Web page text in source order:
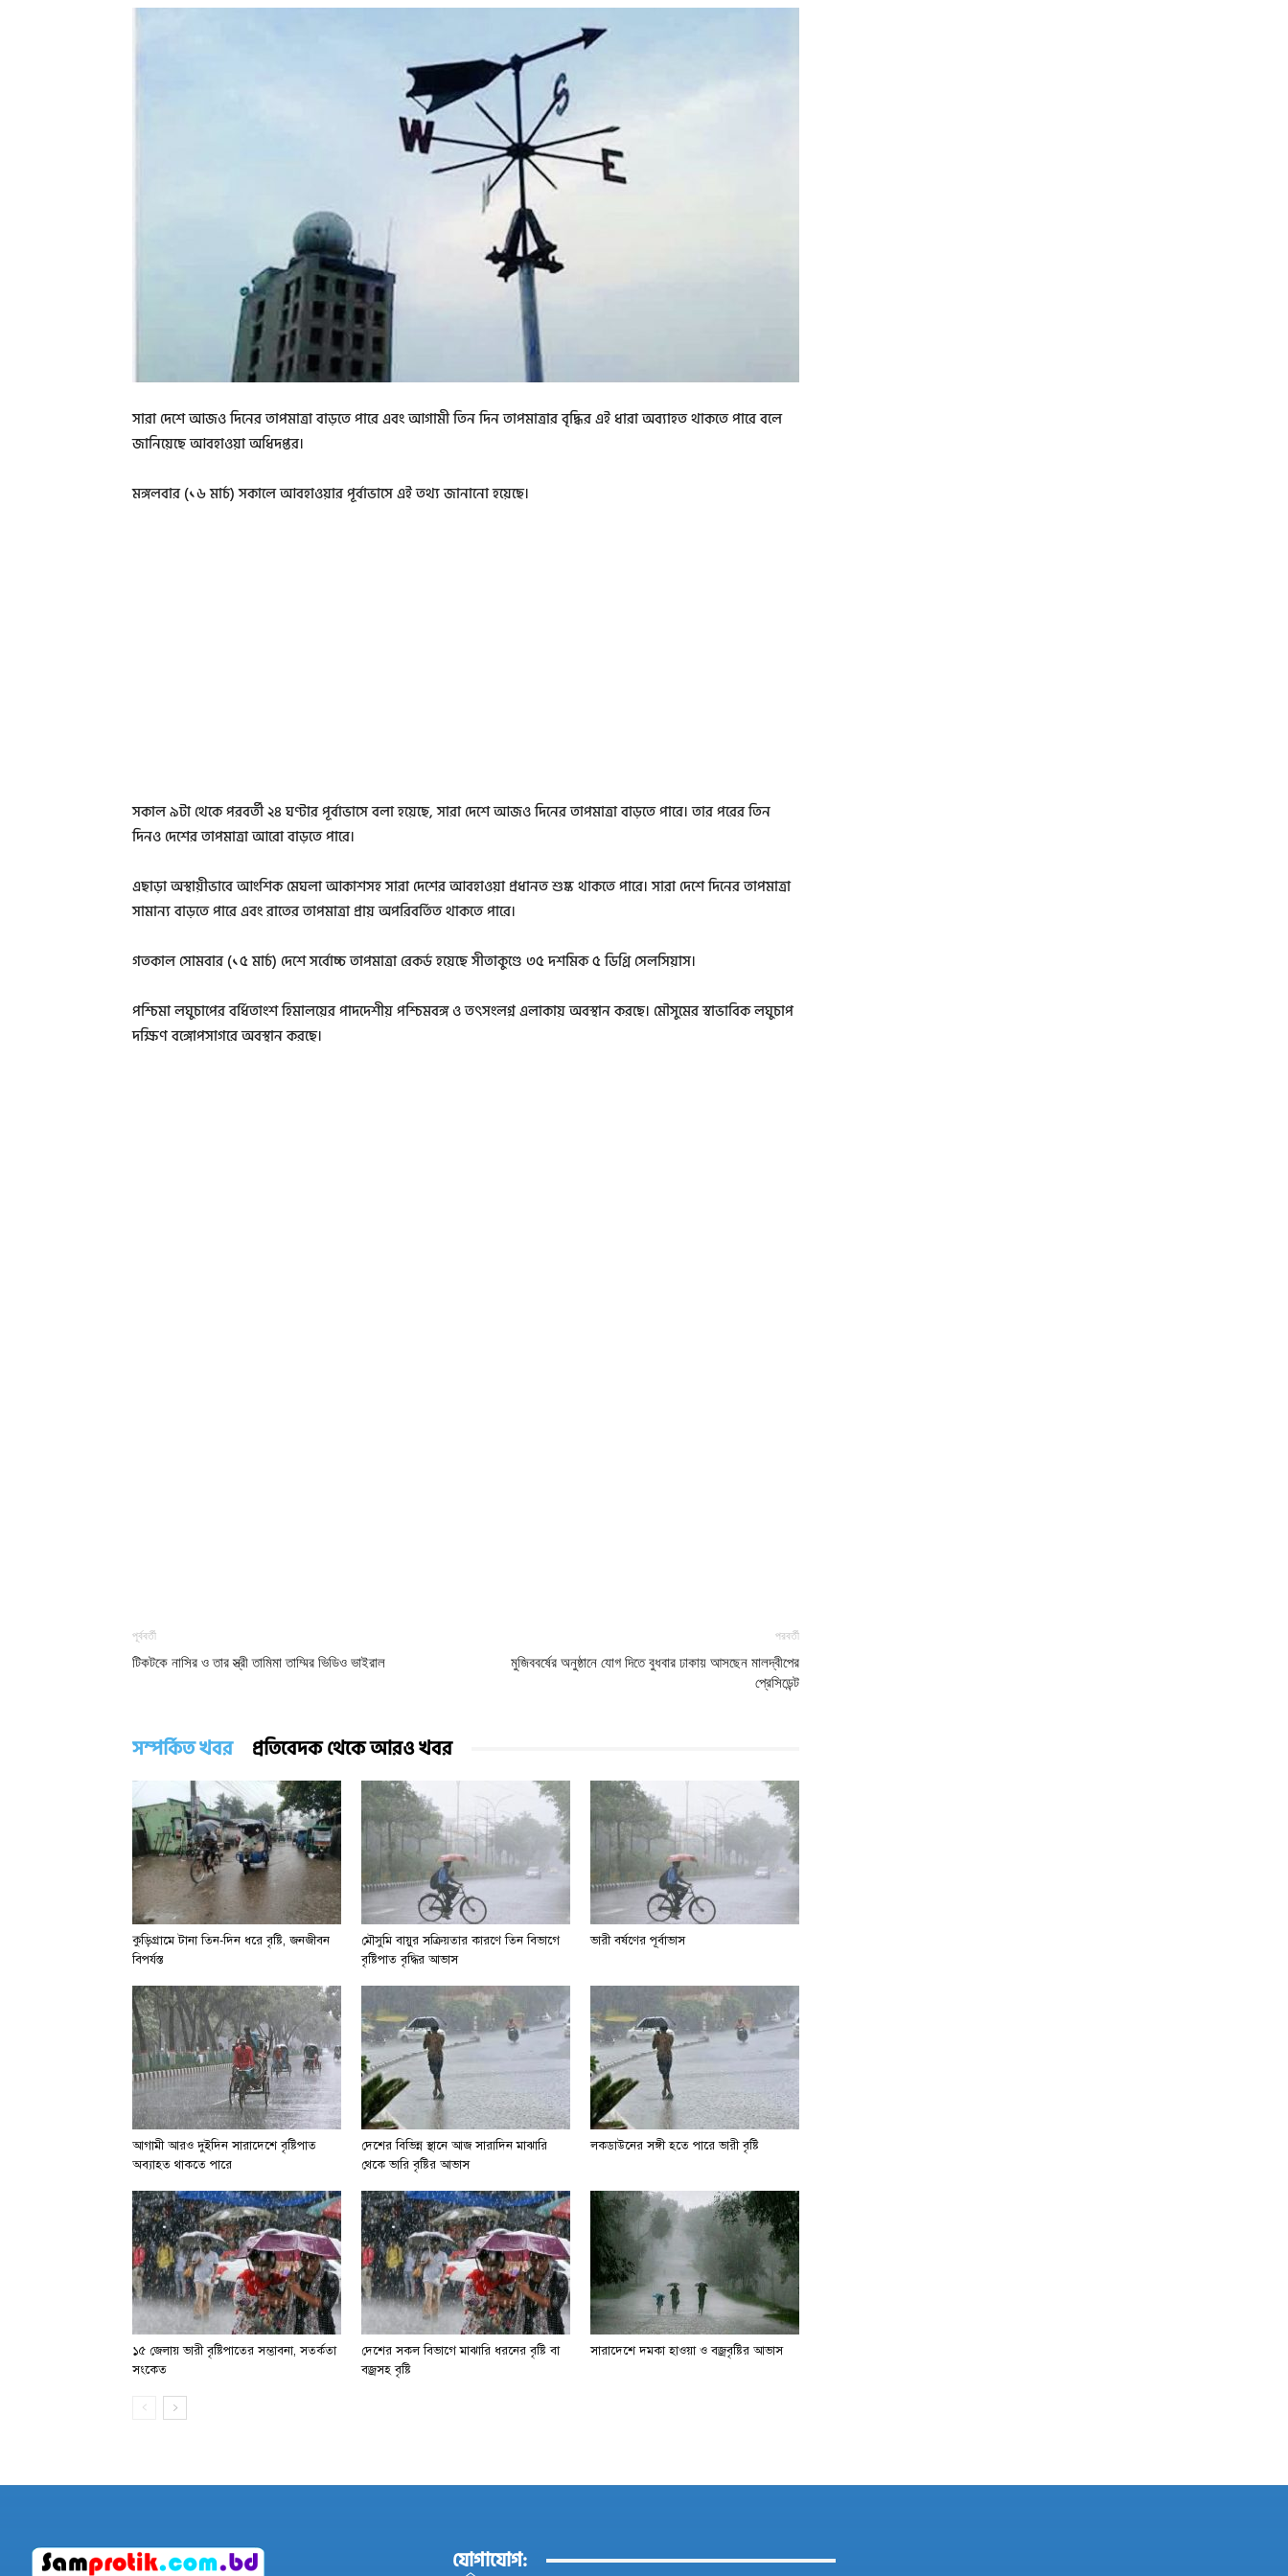
সারা দেশে আজও দিনের তাপমাত্রা বাড়তে পারে এবং আগামী তিন দিন তাপমাত্রার বৃদ্ধির এই ধারা অব্যাহত থাকতে পারে বলে
জানিয়েছে আবহাওয়া অধিদপ্তর।
মঙ্গলবার (১৬ মার্চ) সকালে আবহাওয়ার পূর্বাভাসে এই তথ্য জানানো হয়েছে।
সকাল ৯টা থেকে পরবর্তী ২৪ ঘণ্টার পূর্বাভাসে বলা হয়েছে, সারা দেশে আজও দিনের তাপমাত্রা বাড়তে পারে। তার পরের তিন
দিনও দেশের তাপমাত্রা আরো বাড়তে পারে।
এছাড়া অস্থায়ীভাবে আংশিক মেঘলা আকাশসহ সারা দেশের আবহাওয়া প্রধানত শুষ্ক থাকতে পারে। সারা দেশে দিনের তাপমাত্রা
সামান্য বাড়তে পারে এবং রাতের তাপমাত্রা প্রায় অপরিবর্তিত থাকতে পারে।
গতকাল সোমবার (১৫ মার্চ) দেশে সর্বোচ্চ তাপমাত্রা রেকর্ড হয়েছে সীতাকুণ্ডে ৩৫ দশমিক ৫ ডিগ্রি সেলসিয়াস।
পশ্চিমা লঘুচাপের বর্ধিতাংশ হিমালয়ের পাদদেশীয় পশ্চিমবঙ্গ ও তৎসংলগ্ন এলাকায় অবস্থান করছে। মৌসুমের স্বাভাবিক লঘুচাপ
দক্ষিণ বঙ্গোপসাগরে অবস্থান করছে।
পূর্ববর্তী
টিকটকে নাসির ও তার স্ত্রী তামিমা তাম্মির ভিডিও ভাইরাল
পরবর্তী
মুজিববর্ষের অনুষ্ঠানে যোগ দিতে বুধবার ঢাকায় আসছেন মালদ্বীপের
প্রেসিডেন্ট
সম্পর্কিত খবর প্রতিবেদক থেকে আরও খবর
কুড়িগ্রামে টানা তিন-দিন ধরে বৃষ্টি, জনজীবন
বিপর্যস্ত
মৌসুমি বায়ুর সক্রিয়তার কারণে তিন বিভাগে
বৃষ্টিপাত বৃদ্ধির আভাস
ভারী বর্ষণের পূর্বাভাস
আগামী আরও দুইদিন সারাদেশে বৃষ্টিপাত
অব্যাহত থাকতে পারে
দেশের বিভিন্ন স্থানে আজ সারাদিন মাঝারি
থেকে ভারি বৃষ্টির আভাস
লকডাউনের সঙ্গী হতে পারে ভারী বৃষ্টি
১৫ জেলায় ভারী বৃষ্টিপাতের সম্ভাবনা, সতর্কতা
সংকেত
দেশের সকল বিভাগে মাঝারি ধরনের বৃষ্টি বা
বজ্রসহ বৃষ্টি
সারাদেশে দমকা হাওয়া ও বজ্রবৃষ্টির আভাস
যোগাযোগ: